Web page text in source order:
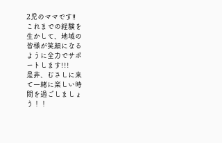
​2児のママです‼
これまでの経験を
生かして、地域の
皆様が笑顔になる
ように全力でサポ
ートします!!!
​是非、むさしに来
て一緒に楽しい時
間を過ごしましょ
う！！